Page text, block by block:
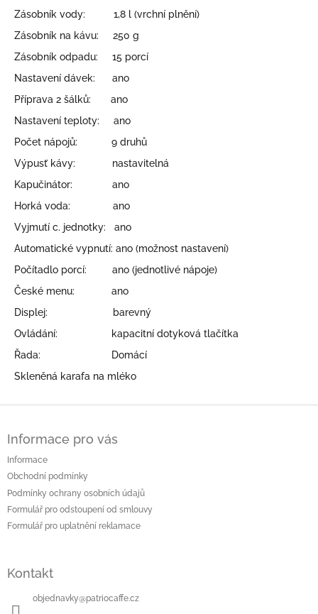
Zásobník vody: 1,8 l (vrchní plnění)
Zásobník na kávu: 250 g
Zásobník odpadu: 15 porcí
Nastavení dávek: ano
Příprava 2 šálků: ano
Nastavení teploty: ano
Počet nápojů: 9 druhů
Výpusť kávy: nastavitelná
Kapučinátor: ano
Horká voda: ano
Vyjmutí c. jednotky: ano
Automatické vypnutí: ano (možnost nastavení)
Počítadlo porcí: ano (jednotlivé nápoje)
České menu: ano
Displej: barevný
Ovládání: kapacitní dotyková tlačítka
Řada: Domácí
Skleněná karafa na mléko
Informace pro vás
Informace
Obchodní podmínky
Podmínky ochrany osobních údajů
Formulář pro odstoupení od smlouvy
Formulář pro uplatnění reklamace
Kontakt
objednavky@patriocaffe.cz